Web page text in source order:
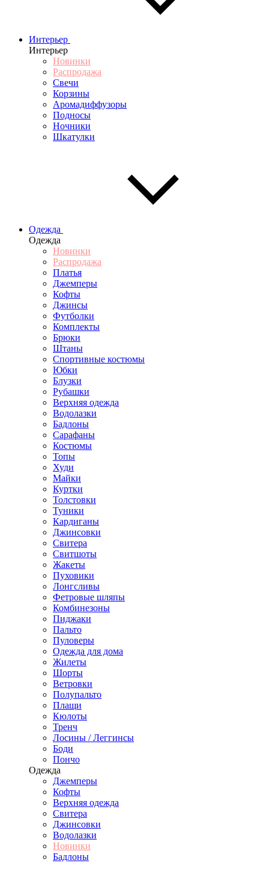
Интерьер
Интерьер
Новинки
Распродажа
Свечи
Корзины
Аромадиффузоры
Подносы
Ночники
Шкатулки
Одежда
Одежда
Новинки
Распродажа
Платья
Джемперы
Кофты
Джинсы
Футболки
Комплекты
Брюки
Штаны
Спортивные костюмы
Юбки
Блузки
Рубашки
Верхняя одежда
Водолазки
Бадлоны
Сарафаны
Костюмы
Топы
Худи
Майки
Куртки
Толстовки
Туники
Кардиганы
Джинсовки
Свитера
Свитшоты
Жакеты
Пуховики
Лонгсливы
Фетровые шляпы
Комбинезоны
Пиджаки
Пальто
Пуловеры
Одежда для дома
Жилеты
Шорты
Ветровки
Полупальто
Плащи
Кюлоты
Тренч
Лосины / Леггинсы
Боди
Пончо
Одежда
Джемперы
Кофты
Верхняя одежда
Свитера
Джинсовки
Водолазки
Новинки
Бадлоны